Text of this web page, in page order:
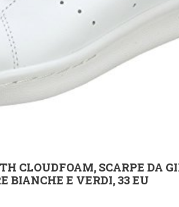
CLOUDFOAM, SCARPE DA
BIANCHE E VERDI, 33 EU